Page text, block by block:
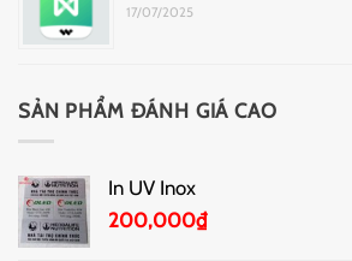
17/07/2025
SẢN PHẨM ĐÁNH GIÁ CAO
In UV Inox
200,000₫